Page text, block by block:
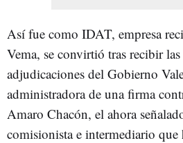
Así fue como IDAT, empresa
Vema, se convirtió tras recibir
adjudicaciones del Gobierno
administradora de una firma
Amaro Chacón, el ahora
comisionista e intermediario